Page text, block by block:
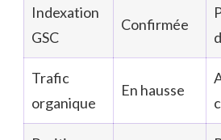
Indexation
GSC
Confirmée
Trafic
organique
En hausse